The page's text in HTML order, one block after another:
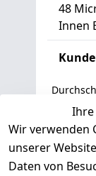
48
Innen
Ihre
Wir verwenden
unserer
Daten von